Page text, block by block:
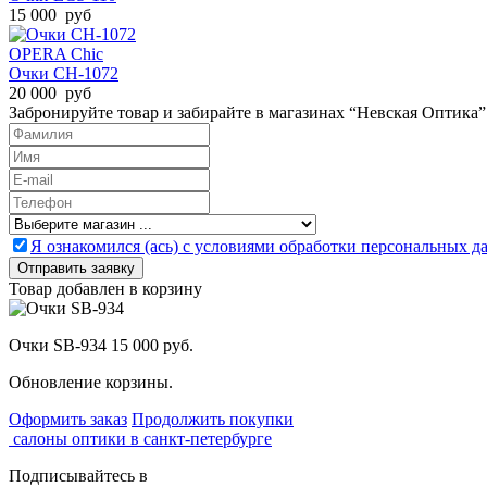
15 000 руб
OPERA Chic
Очки CH-1072
20 000 руб
Забронируйте товар и забирайте в магазинах “Невская Оптика”
Я ознакомился (ась) с условиями обработки персональных
Товар добавлен в корзину
Очки SB-934 15 000 руб.
Обновление корзины.
Оформить заказ Продолжить покупки
салоны оптики в санкт-петербурге
Подписывайтесь в